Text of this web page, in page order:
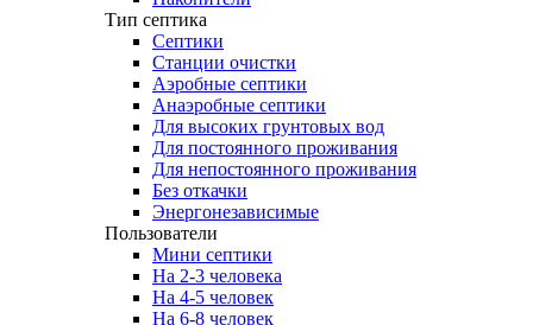
Тип септика
Септики
Станции очистки
Аэробные септики
Анаэробные септики
Для высоких грунтовых вод
Для постоянного проживания
Для непостоянного проживания
Без откачки
Энергонезависимые
Пользователи
Мини септики
На 2-3 человека
На 4-5 человек
На 6-8 человек